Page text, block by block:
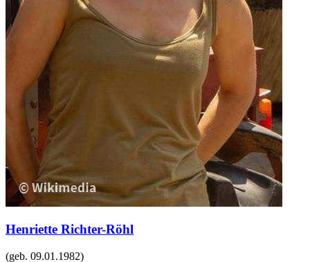
Henriette Richter-Röhl
(geb. 09.01.1982)